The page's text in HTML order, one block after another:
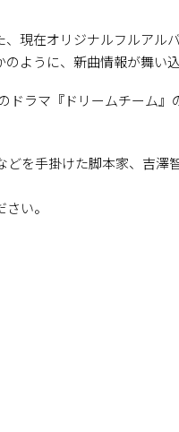
現在オリジナルフルアル
ように、新曲情報が舞い込
ラマ『ドリームチーム』
を手掛けた脚本家、吉澤
い。